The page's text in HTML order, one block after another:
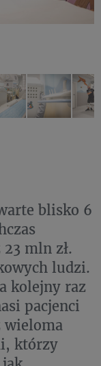
blisko 6
mln zł.
ludzi.
kolejny raz
pacjenci
wieloma
którzy